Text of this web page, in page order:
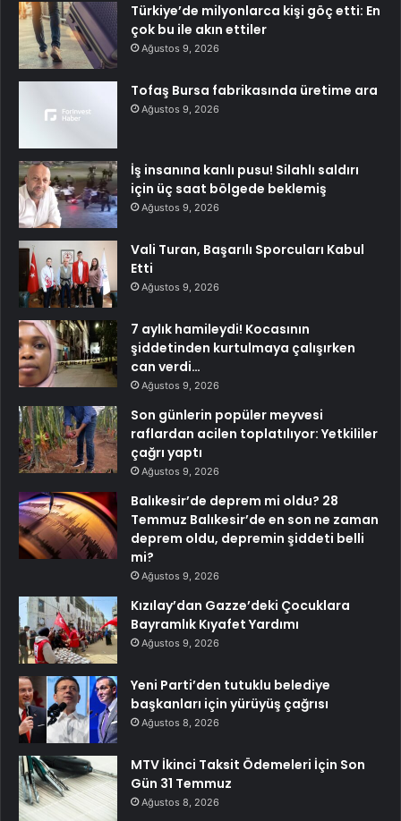
Türkiye’de milyonlarca kişi göç etti: En
çok bu ile akın ettiler
Ağustos 9, 2026
Tofaş Bursa fabrikasında üretime ara
Ağustos 9, 2026
İş insanına kanlı pusu! Silahlı saldırı
için üç saat bölgede beklemiş
Ağustos 9, 2026
Vali Turan, Başarılı Sporcuları Kabul
Etti
Ağustos 9, 2026
7 aylık hamileydi! Kocasının
şiddetinden kurtulmaya çalışırken
can verdi…
Ağustos 9, 2026
Son günlerin popüler meyvesi
raflardan acilen toplatılıyor: Yetkililer
çağrı yaptı
Ağustos 9, 2026
Balıkesir’de deprem mi oldu? 28
Temmuz Balıkesir’de en son ne zaman
deprem oldu, depremin şiddeti belli
mi?
Ağustos 9, 2026
Kızılay’dan Gazze’deki Çocuklara
Bayramlık Kıyafet Yardımı
Ağustos 9, 2026
Yeni Parti’den tutuklu belediye
başkanları için yürüyüş çağrısı
Ağustos 8, 2026
MTV İkinci Taksit Ödemeleri İçin Son
Gün 31 Temmuz
Ağustos 8, 2026